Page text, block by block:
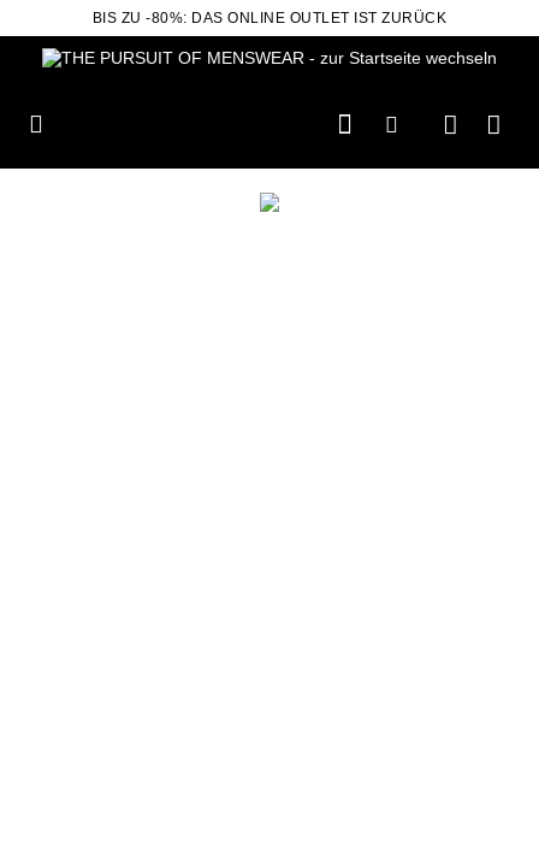
BIS ZU -80%: DAS ONLINE OUTLET IST ZURÜCK